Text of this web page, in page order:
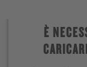
È